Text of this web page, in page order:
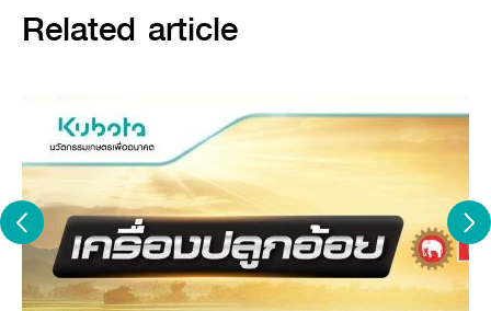
ประโยชน์ของการใช้เครื่องจักรกล
ทางการเกษตร มีอะไรบ้าง
Related article